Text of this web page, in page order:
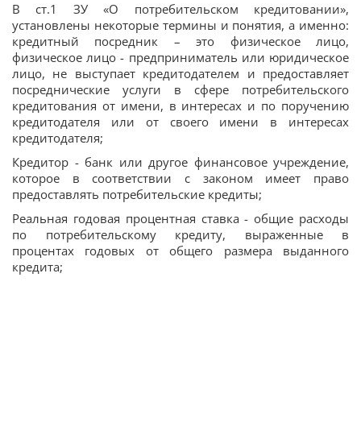
В ст.1 ЗУ «О потребительском кредитовании»,
установлены некоторые термины и понятия, а именно:
кредитный посредник – это физическое лицо,
физическое лицо - предприниматель или юридическое
лицо, не выступает кредитодателем и предоставляет
посреднические услуги в сфере потребительского
кредитования от имени, в интересах и по поручению
кредитодателя или от своего имени в интересах
кредитодателя;
Кредитор - банк или другое финансовое учреждение,
которое в соответствии с законом имеет право
предоставлять потребительские кредиты;
Реальная годовая процентная ставка - общие расходы
по потребительскому кредиту, выраженные в
процентах годовых от общего размера выданного
кредита;